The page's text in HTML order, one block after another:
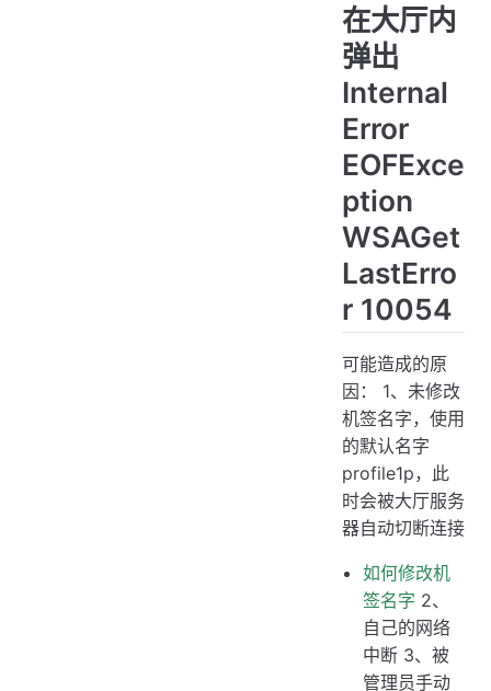
在大厅内
弹出
Internal
Error
EOFExce
ption
WSAGet
LastErro
r 10054
可能造成的原
因： 1、未修改
机签名字，使用
的默认名字
profile1p，此
时会被大厅服务
器自动切断连接
如何修改机
签名字 2、
自己的网络
中断 3、被
管理员手动